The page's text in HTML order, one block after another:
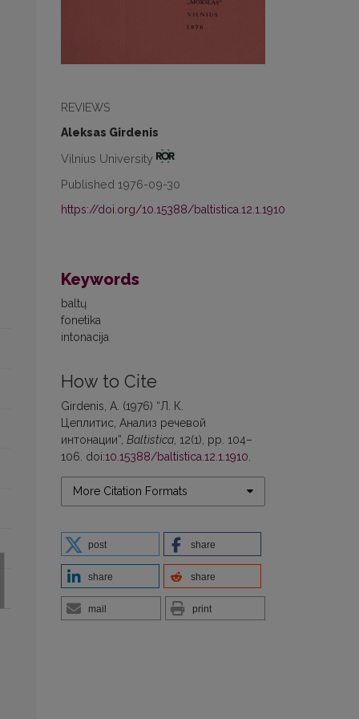
REVIEWS
Aleksas Girdenis
Vilnius University
Published 1976-09-30
https://doi.org/10.15388/baltistica.12.1.1910
Keywords
baltų
fonetika
intonacija
How to Cite
Girdenis, A. (1976) “Л. К.
Цеплитис, Анализ речевой
интонации”, Baltistica , 12(1), pp. 104–
106. doi:10.15388/baltistica.12.1.1910
More Citation Formats
post share
share share
mail print